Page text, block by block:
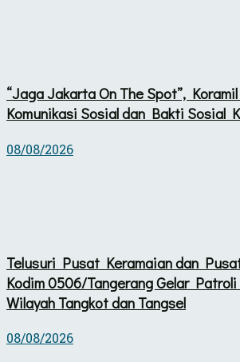
“Jaga Jakarta On The Spot”,
Komunikasi Sosial dan Bakti Sosial
08/08/2026
Telusuri Pusat Keramaian dan
Kodim 0506/Tangerang Gelar
Wilayah Tangkot dan Tangsel
08/08/2026